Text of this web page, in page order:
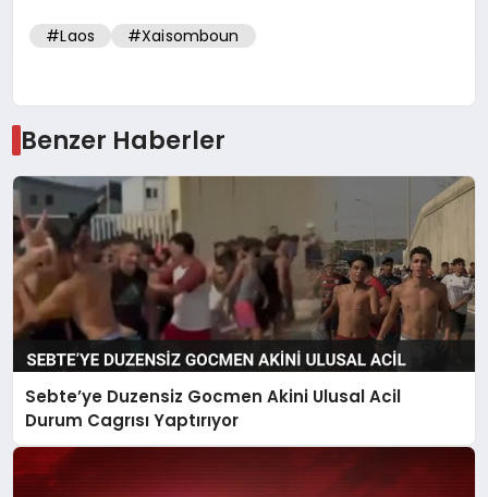
#Laos #Xaisomboun
Benzer Haberler
Sebte’ye Duzensiz Gocmen Akini Ulusal Acil
Durum Cagrısı Yaptırıyor